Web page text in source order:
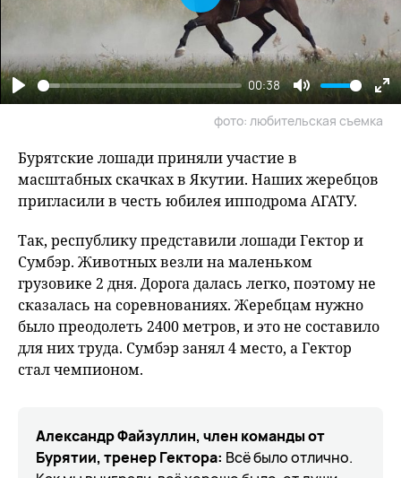
Play
00:38
Mute
Play
фото: любительская съемка
Бурятские лошади приняли участие в
масштабных скачках в Якутии. Наших жеребцов
пригласили в честь юбилея ипподрома АГАТУ.
Так, республику представили лошади Гектор и
Сумбэр. Животных везли на маленьком
грузовике 2 дня. Дорога далась легко, поэтому не
сказалась на соревнованиях. Жеребцам нужно
было преодолеть 2400 метров, и это не составило
для них труда. Сумбэр занял 4 место, а Гектор
стал чемпионом.
Александр Файзуллин, член команды от
Бурятии, тренер Гектора: Всё было отлично.